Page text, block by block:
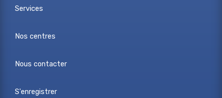
Services
Nos centres
Nous contacter
S'enregistrer